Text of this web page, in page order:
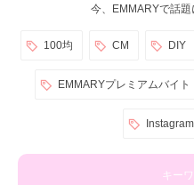
今、EMMARYで話
100均 CM DIY
EMMARYプレミアムバイト
Instagram
キー